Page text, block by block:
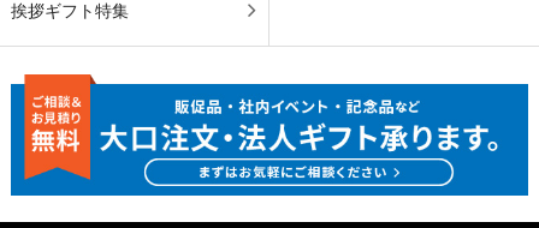
挨拶ギフト特集